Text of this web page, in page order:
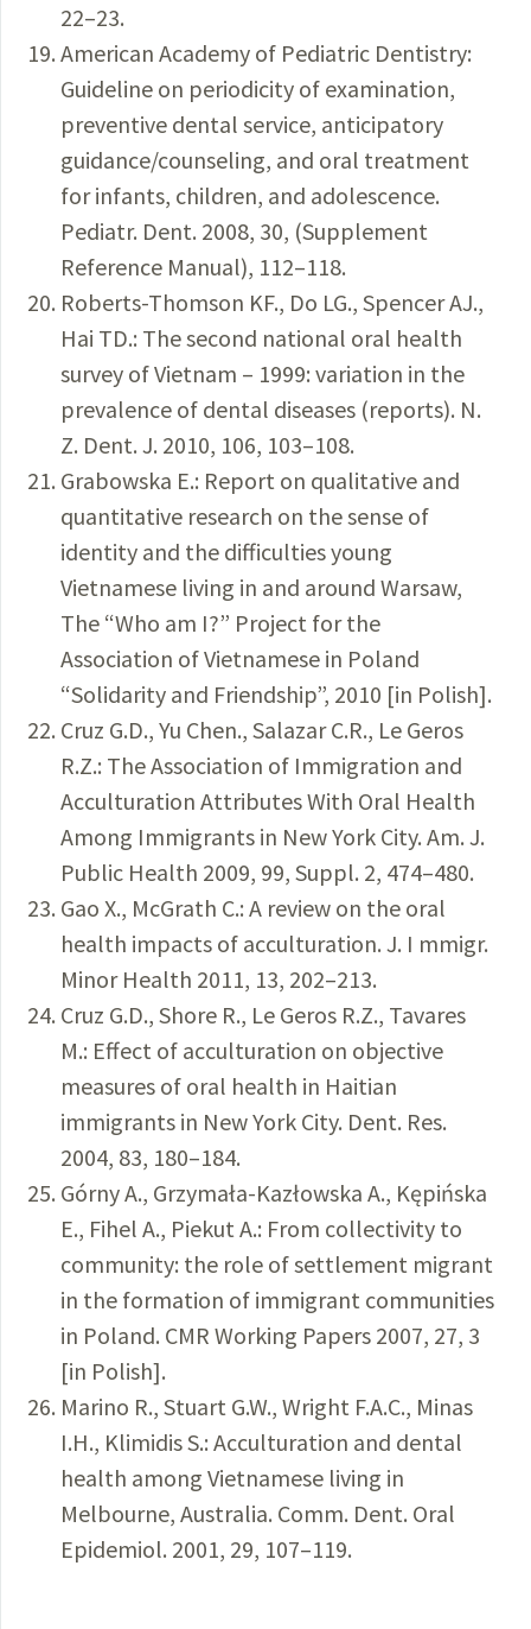
22–23.
American Academy of Pediatric Dentistry:
Guideline on periodicity of examination,
preventive dental service, anticipatory
guidance/counseling, and oral treatment
for infants, children, and adolescence.
Pediatr. Dent. 2008, 30, (Supplement
Reference Manual), 112–118.
Roberts-Thomson KF., Do LG., Spencer AJ.,
Hai TD.: The second national oral health
survey of Vietnam – 1999: variation in the
prevalence of dental diseases (reports). N.
Z. Dent. J. 2010, 106, 103–108.
Grabowska E.: Report on qualitative and
quantitative research on the sense of
identity and the difficulties young
Vietnamese living in and around Warsaw,
The “Who am I?” Project for the
Association of Vietnamese in Poland
“Solidarity and Friendship”, 2010 [in Polish].
Cruz G.D., Yu Chen., Salazar C.R., Le Geros
R.Z.: The Association of Immigration and
Acculturation Attributes With Oral Health
Among Immigrants in New York City. Am. J.
Public Health 2009, 99, Suppl. 2, 474–480.
Gao X., McGrath C.: A review on the oral
health impacts of acculturation. J. I mmigr.
Minor Health 2011, 13, 202–213.
Cruz G.D., Shore R., Le Geros R.Z., Tavares
M.: Effect of acculturation on objective
measures of oral health in Haitian
immigrants in New York City. Dent. Res.
2004, 83, 180–184.
Górny A., Grzymała-Kazłowska A., Kępińska
E., Fihel A., Piekut A.: From collectivity to
community: the role of settlement migrant
in the formation of immigrant communities
in Poland. CMR Working Papers 2007, 27, 3
[in Polish].
Marino R., Stuart G.W., Wright F.A.C., Minas
I.H., Klimidis S.: Acculturation and dental
health among Vietnamese living in
Melbourne, Australia. Comm. Dent. Oral
Epidemiol. 2001, 29, 107–119.